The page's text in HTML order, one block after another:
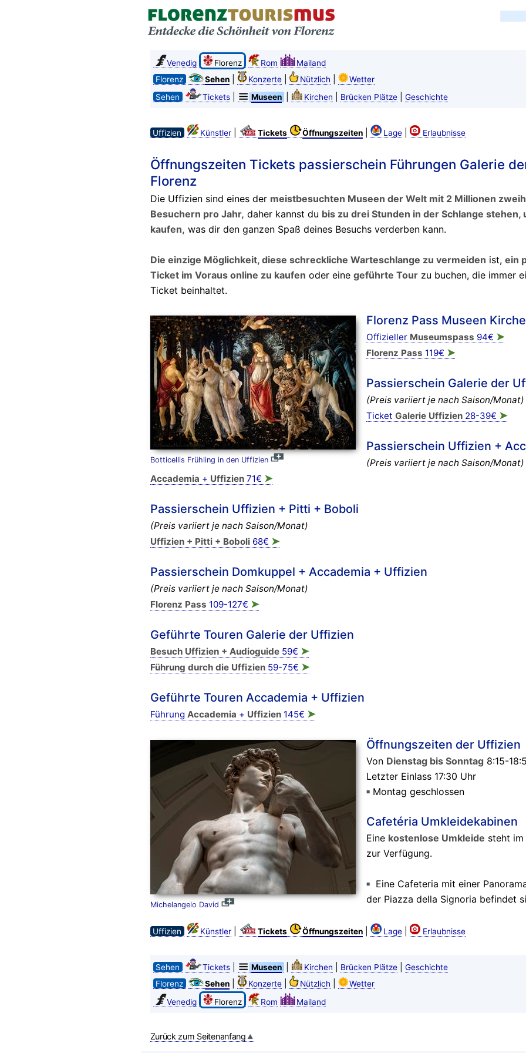
Venedig Florenz Rom
Mailand
Florenz
Sehen| Konzerte| Nützlich
Wetter
Sehen
Tickets| Museen Kirchen Brücken Plätze| Geschichte
Uffizien Künstler| Tickets Öffnungszeiten| Lage| Erlaubnisse
Öffnungszeiten Tickets passierschein Führungen Galerie
Florenz
Die Uffizien sind eines der meistbesuchten Museen der Welt mit 2 Millionen
Besuchern pro Jahr, daher kannst du bis zu drei Stunden in der Schlange stehen,
kaufen, was dir den ganzen Spaß deines Besuchs verderben kann.
Die einzige Möglichkeit, diese schreckliche Warteschlange zu vermeiden ist, ein
Ticket im Voraus online zu kaufen oder eine geführte Tourzu buchen, die immer
Ticket beinhaltet.
Botticellis Frühling in den Uffizien
Florenz Pass Museen
Offizieller Museumspass 94€ ➤
Florenz Pass 119€ ➤
Passierschein Galerie der
(Preis variiert je nach Saison/Monat)
TicketGalerie Uffizien 28-39€ ➤
Passierschein Uffizien +
(Preis variiert je nach Saison/Monat)
Accademia + Uffizien71€ ➤
Passierschein Uffizien + Pitti + Boboli
(Preis variiert je nach Saison/Monat)
Uffizien + Pitti + Boboli68€ ➤
Passierschein Domkuppel + Accademia + Uffizien
(Preis variiert je nach Saison/Monat)
Florenz Pass 109-127€ ➤
Geführte Touren Galerie der Uffizien
Besuch Uffizien + Audioguide59€ ➤
Führung durch die Uffizien59-75€ ➤
Geführte Touren Accademia + Uffizien
Führung Accademia + Uffizien145€ ➤
Michelangelo David
Öffnungszeiten der Uffizien
Von Dienstag bis Sonntag 8:15-
Letzter Einlass 17:30 Uhr
Montag geschlossen
Cafetéria Umkleidekabinen
Eine kostenlose Umkleide steht im
zur Verfügung.
Eine Cafeteria mit einer
der Piazza della Signoria befindet
Uffizien Künstler| Tickets Öffnungszeiten| Lage| Erlaubnisse
Sehen Tickets| Museen Kirchen Brücken Plätze| Geschichte
Florenz
Sehen| Konzerte| Nützlich
Wetter
Venedig
Florenz Rom Mailand
Zurück zum Seitenanfang